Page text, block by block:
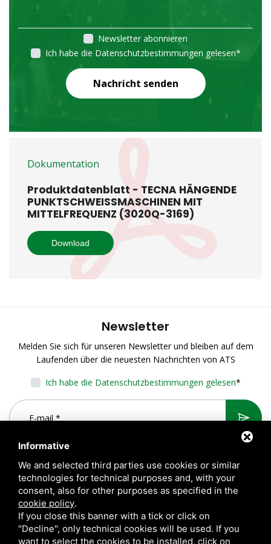
Newsletter abonnieren
Ich habe die Datenschutzbestimmungen gelesen*
Nachricht senden
Dokumentation
Produktdatenblatt - TECNA HÄNGENDE
PUNKTSCHWEISSMASCHINEN MIT
MITTELFREQUENZ (3020Q-3169)
Download
Newsletter
Melden Sie sich für unseren Newsletter und bleiben auf dem
Laufenden über die neuesten Nachrichten von ATS
Ich habe die Datenschutzbestimmungen gelesen*
Informative
We and selected third parties use cookies or similar
technologies for technical purposes and, with your
consent, also for other purposes as specified in the
cookie policy.
If you close this banner with a tick or click on
"Decline", only technical cookies will be used. If you
want to select the cookies to be installed, click on